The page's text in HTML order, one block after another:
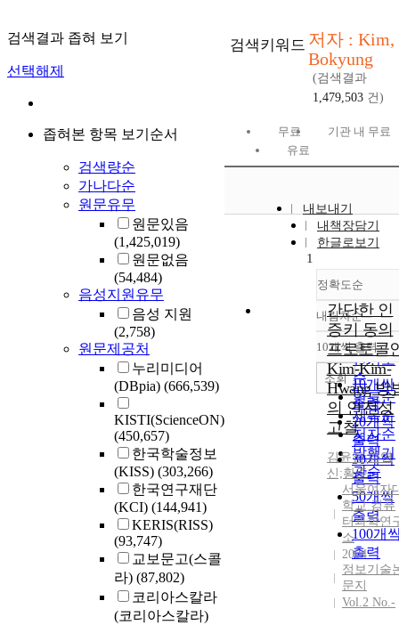
검색결과 좁혀 보기
선택해제
좁혀본 항목 보기순서
검색량순
가나다순
원문유무
원문있음
(1,425,019)
원문없음
(54,484)
음성지원유무
음성 지원
(2,758)
원문제공처
누리미디어
(DBpia) (666,539)
KISTI(ScienceON)
(450,657)
한국학술정보
(KISS) (303,266)
한국연구재단
(KCI) (144,941)
KERIS(RISS)
(93,747)
교보문고(스콜
라) (87,802)
코리아스칼라
(코리아스칼라)
검색키워드 저자 : Kim,
Bokyung
(검색결과
1,479,503 건)
무료
기관 내 무료
유료
내보내기
내책장담기
한글로보기
정확도순
정확도
순
인기도
순
연도순
제목순
저자순
발행기
관순
내림차순
내림차
10개씩 출력
10개씩
출력
20개씩
출력
30개씩
출력
50개씩
출력
100개
출력
조회
1
간단한 인
증키 동의
프로토콜
Kim-Kim-
Hwang 방
의 안전성
고찰
김윤정;김영
신;황준
서울여자
학교 컴퓨
터과학연
소
2004
정보기술
문지
Vol.2 No.-